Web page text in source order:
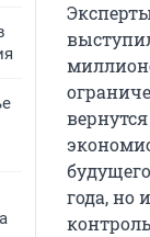
года, но